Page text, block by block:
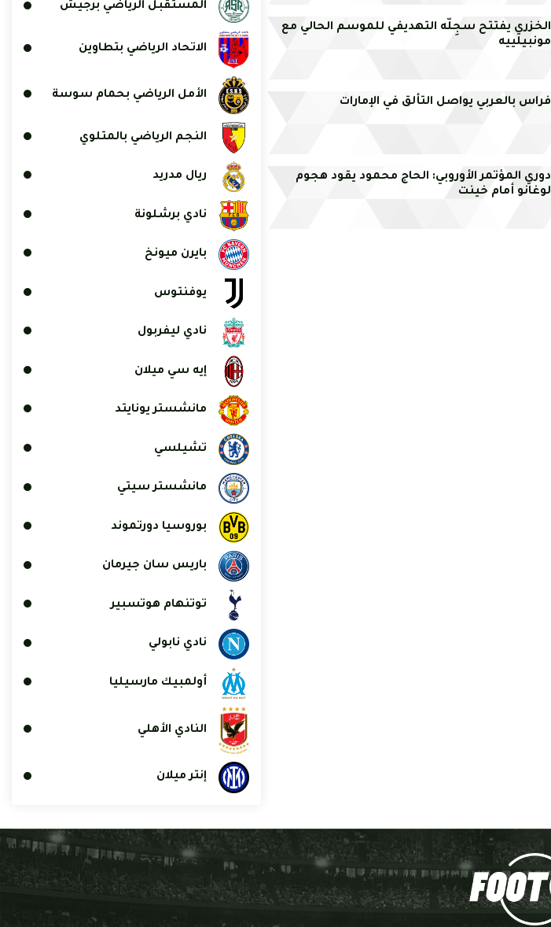
الخزري يفتتح سجِلّه التهديفي للموسم الحالي مع
مونبيلييه
فراس بالعربي يواصل التألق في الإمارات
دوري المؤتمر الأوروبي: الحاج محمود يقود هجوم
لوغانو أمام خينت
المستقبل الرياضي برجيش
الاتحاد الرياضي بتطاوين
الأمل الرياضي بحمام سوسة
النجم الرياضي بالمتلوي
ريال مدريد
نادي برشلونة
بايرن ميونخ
يوفنتوس
نادي ليفربول
إيه سي ميلان
مانشستر يونايتد
تشيلسي
مانشستر سيتي
بوروسيا دورتموند
باريس سان جيرمان
توتنهام هوتسبير
نادي نابولي
أولمبيك مارسيليا
النادي الأهلي
إنتر ميلان